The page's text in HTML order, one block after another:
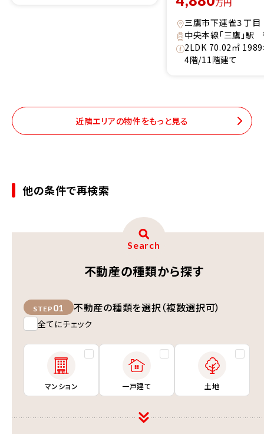
万円
三鷹市下連雀３丁目
中央本線「三鷹」駅
2LDK 70.02㎡
4階/11階建て
近隣エリアの物件をもっと見る
他の条件で再検索
Search
不動産の種類から探す
STEP 01 不動産の種類を選択（複数選択可）
全てにチェック
マンション 一戸建て 土地